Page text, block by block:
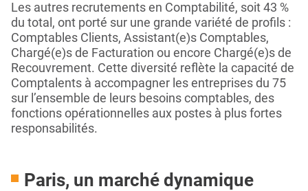
Les autres recrutements en Comptabilité, soit 43 %
du total, ont porté sur une grande variété de profils :
Comptables Clients, Assistant(e)s Comptables,
Chargé(e)s de Facturation ou encore Chargé(e)s de
Recouvrement. Cette diversité reflète la capacité de
Comptalents à accompagner les entreprises du 75
sur l’ensemble de leurs besoins comptables, des
fonctions opérationnelles aux postes à plus fortes
responsabilités.
Paris, un marché dynamique